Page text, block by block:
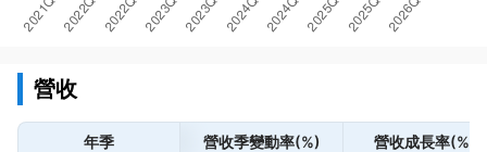
營收
年季 營收季變動率(%) 營收成長率(%)